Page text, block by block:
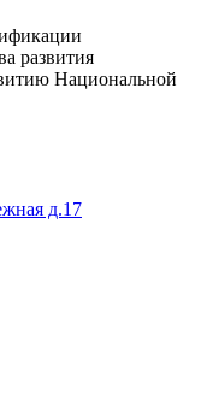
развития
Национальной
д.17